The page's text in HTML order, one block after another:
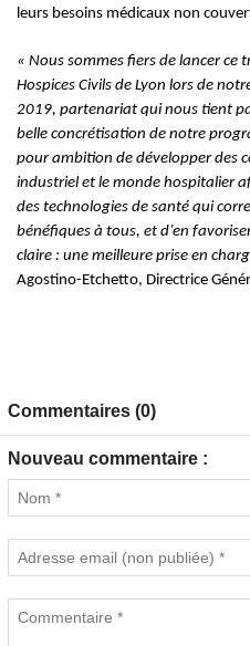
leurs besoins médicaux non
« Nous sommes fiers de lancer ce
Hospices Civils de Lyon lors de
2019, partenariat qui nous tient
belle concrétisation de notre
pour ambition de développer des
industriel et le monde hospitalier
des technologies de santé qui
bénéfiques à tous, et d’en
claire : une meilleure prise en
Agostino-Etchetto, Directrice
Commentaires (0)
Nouveau commentaire :